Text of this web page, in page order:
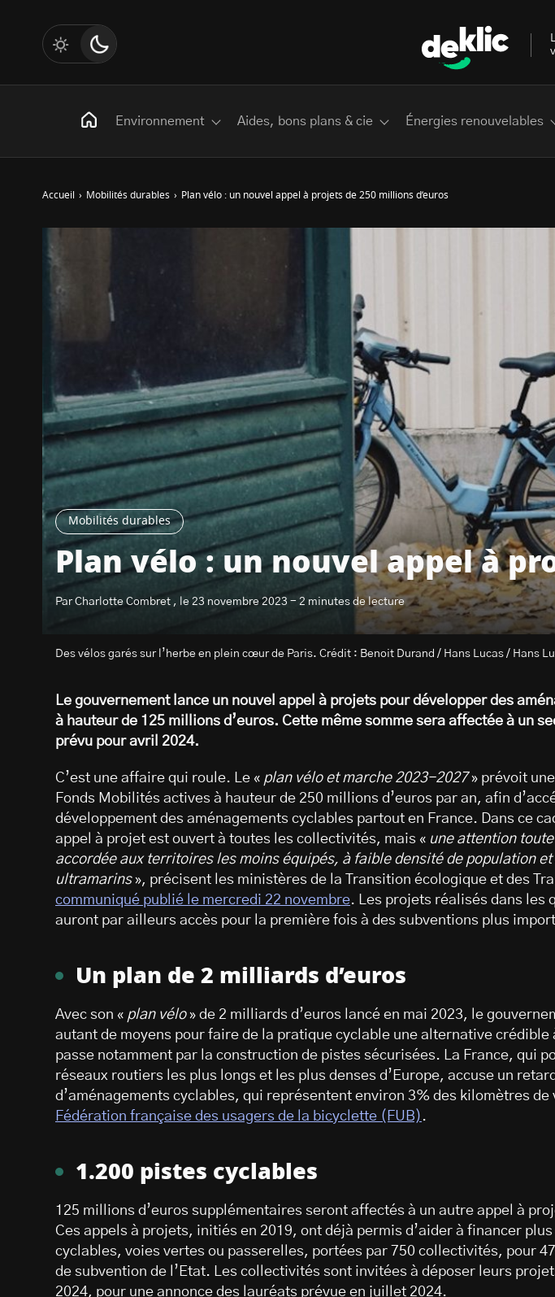
Mobilités durables
Plan vélo : un nouvel appel à
Par Charlotte Combret , le 23 novembre 2023 - 2 minutes de lecture
Des vélos garés sur l’herbe en plein cœur de Paris. Crédit : Benoit Durand / Hans Lucas / Hans
Accueil › Mobilités durables › Plan vélo : un nouvel appel à projets de 250 millions d’euros
Le gouvernement lance un nouvel appel à projets pour développer des
à hauteur de 125 millions d’euros. Cette même somme sera affectée à un
prévu pour avril 2024.
C’est une affaire qui roule. Le « plan vélo et marche 2023-2027» prévoit
Fonds Mobilités actives à hauteur de 250 millions d’euros par an, afin
développement des aménagements cyclables partout en France. Dans ce
appel à projet est ouvert à toutes les collectivités, mais « une attention
accordée aux territoires les moins équipés, à faible densité de population
ultramarins», précisent les ministères de la Transition écologique et des
communiqué publié le mercredi 22 novembre. Les projets réalisés dans les
auront par ailleurs accès pour la première fois à des subventions plus
Un plan de 2 milliards d’euros
Avec son « plan vélo» de 2 milliards d’euros lancé en mai 2023, le
autant de moyens pour faire de la pratique cyclable une alternative crédible
passe notamment par la construction de pistes sécurisées. La France, qui
réseaux routiers les plus longs et les plus denses d’Europe, accuse un
d’aménagements cyclables, qui représentent environ 3% des kilomètres de
Fédération française des usagers de la bicyclette (FUB) .
1.200 pistes cyclables
125 millions d’euros supplémentaires seront affectés à un autre appel à
Ces appels à projets, initiés en 2019, ont déjà permis d’aider à financer
cyclables, voies vertes ou passerelles, portées par 750 collectivités, pour
de subvention de l’Etat. Les collectivités sont invitées à déposer leurs
2024, pour une annonce des lauréats prévue en juillet 2024.
Environnement Aides, bons plans & cie Énergies renouvelables
Rechercher
Les mots clés les plus recherchés sur
Transition Écologique deklic kids